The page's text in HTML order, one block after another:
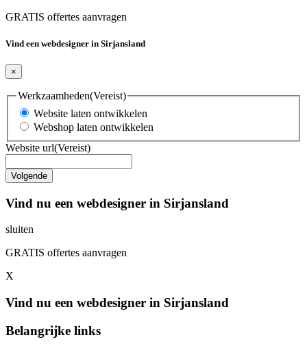
GRATIS offertes aanvragen
Vind een webdesigner in Sirjansland
×
Werkzaamheden(Vereist)
Website laten ontwikkelen
Webshop laten ontwikkelen
Website url(Vereist)
Vind nu een webdesigner in Sirjansland
sluiten
GRATIS offertes aanvragen
X
Vind nu een webdesigner in Sirjansland
Belangrijke links